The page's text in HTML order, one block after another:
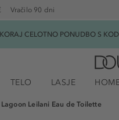
Vračilo 90 dni
CELOTNO PONUDBO S
TELO LASJE
Leilani Eau de Toilette